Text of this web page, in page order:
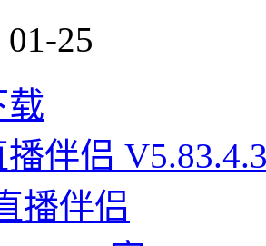
25
载
伴侣